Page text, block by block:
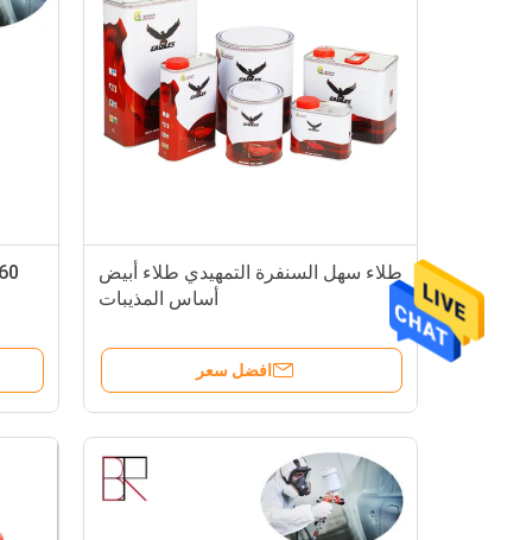
طلاء سهل السنفرة التمهيدي طلاء أبيض
أساس المذيبات
افضل سعر